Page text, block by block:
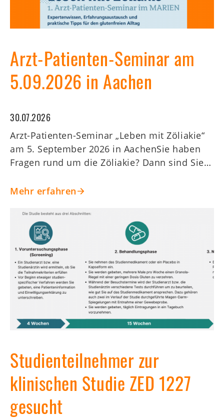
Arzt-Patienten-Seminar am
5.09.2026 in Aachen
30.07.2026
Arzt-Patienten-Seminar „Leben mit Zöliakie“
am 5. September 2026 in AachenSie haben
Fragen rund um die Zöliakie? Dann sind Sie…
Mehr erfahren
Studienteilnehmer zur
klinischen Studie ZED 1227
gesucht